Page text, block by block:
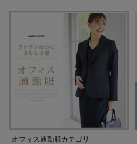
オフィス通勤服カテゴリ